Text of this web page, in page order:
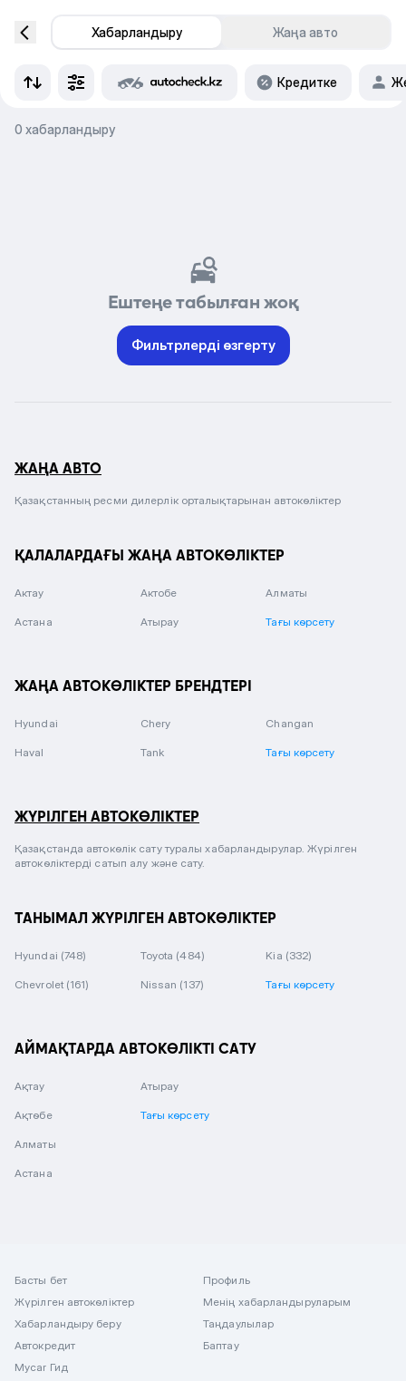
Хабарландыру Жаңа авто
Кредитке
0 хабарландыру
Ештеңе табылған жоқ
Фильтрлерді өзгерту
ЖАҢА АВТО
Қазақстанның ресми дилерлік орталықтарынан автокөліктер
ҚАЛАЛАРДАҒЫ ЖАҢА АВТОКӨЛІКТЕР
Актау Актобе Алматы
Астана Атырау Тағы көрсету
ЖАҢА АВТОКӨЛІКТЕР БРЕНДТЕРІ
Hyundai Chery Changan
Haval Tank Тағы көрсету
ЖҮРІЛГЕН АВТОКӨЛІКТЕР
Қазақстанда автокөлік сату туралы хабарландырулар. Жүрілген
автокөліктерді сатып алу және сату.
ТАНЫМАЛ ЖҮРІЛГЕН АВТОКӨЛІКТЕР
Hyundai (748) Toyota (484) Kia (332)
Chevrolet (161) Nissan (137) Тағы көрсету
АЙМАҚТАРДА АВТОКӨЛІКТІ САТУ
Ақтау
Ақтөбе
Алматы
Астана
Атырау
Тағы көрсету
Басты бет
Жүрілген автокөліктер
Хабарландыру беру
Автокредит
Mycar Гид
Профиль
Менің хабарландыруларым
Таңдаулылар
Баптау